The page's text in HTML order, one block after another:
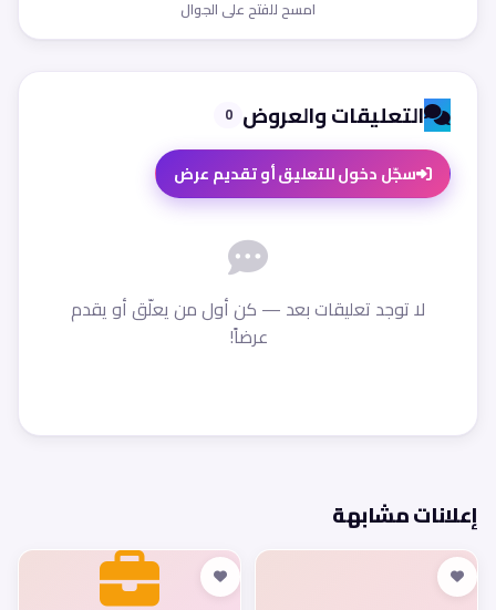
امسح للفتح على الجوال
التعليقات والعروض 0
سجّل دخول للتعليق أو تقديم عرض
لا توجد تعليقات بعد — كن أول من يعلّق أو يقدم
عرضاً!
إعلانات مشابهة